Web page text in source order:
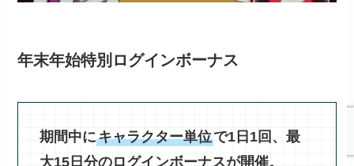
年末年始特別ログインボーナス
期間中にキャラクター単位で1日1回、最
大15日分のログインボーナスが開催。